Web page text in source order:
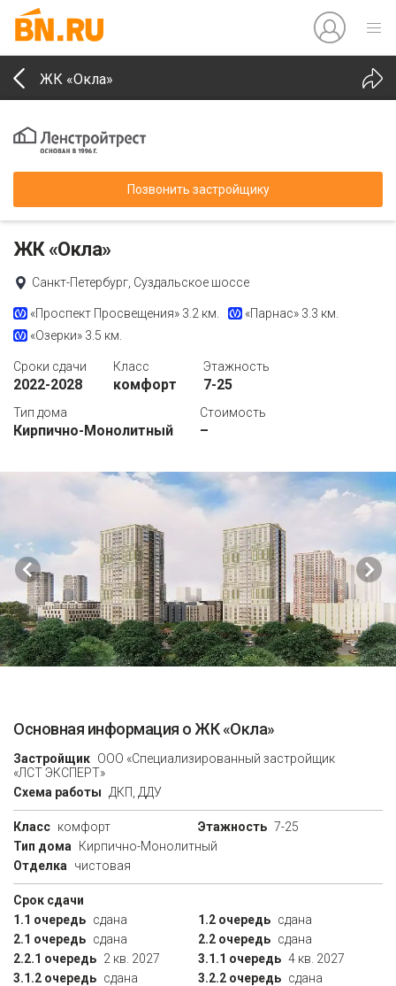
ЖК «Окла»
Позвонить застройщику
ЖК «Окла»
Санкт-Петербург, Суздальское шоссе
«Проспект Просвещения» 3.2 км. «Парнас» 3.3 км.
«Озерки» 3.5 км.
Сроки сдачи
2022-2028
Класс
комфорт
Этажность
7-25
Тип дома
Кирпично-Монолитный
Стоимость
–
Основная информация о ЖК «Окла»
Застройщик ООО «Специализированный застройщик
«ЛСТ ЭКСПЕРТ»
Схема работы
ДКП, ДДУ
Класс комфорт Этажность 7-25
Тип дома
Кирпично-Монолитный
Отделка
чистовая
Срок сдачи
1.1 очередь сдана 1.2 очередь сдана
2.1 очередь сдана 2.2 очередь сдана
2.2.1 очередь 2 кв. 2027 3.1.1 очередь 4 кв. 2027
3.1.2 очередь сдана 3.2.2 очередь сдана